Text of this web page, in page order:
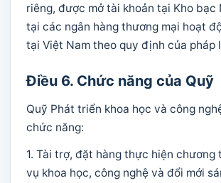
riêng, được mở tài khoản tại Kho bạc
tại các ngân hàng thương mại hoạt
tại Việt Nam theo quy định của pháp
Điều 6. Chức năng của Quỹ
Quỹ Phát triển khoa học và công
chức năng:
1. Tài trợ, đặt hàng thực hiện chương
vụ khoa học, công nghệ và đổi mới